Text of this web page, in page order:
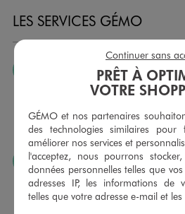
LES SERVICES GÉMO
JE PEUX CHANGER D’AVIS
Nous échangeons et vous
sous 30 jours, sur simple
dans tous les magasins GÉMO.
JE PEUX FAIRE RETOUCHER
Ourlets, ceintures… vous avez
retoucher vos articles textiles
PRÊT À
VOTRE
GÉMO et nos partenaires
des technologies similaires
améliorer nos services et
l'acceptez, nous pourrons
données personnelles telles que
adresses IP, les informations de
telles que votre adresse e-mail et
Continuer sans